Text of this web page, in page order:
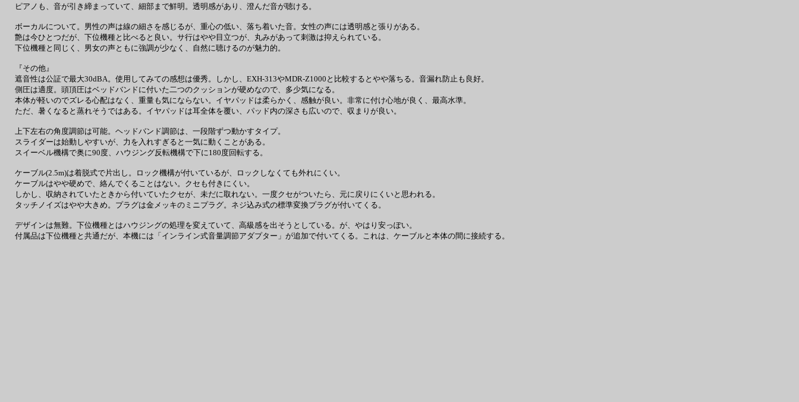
ピアノも、音が引き締まっていて、細部まで鮮明。透明感があり、澄んだ音が聴ける。
ボーカルについて。男性の声は線の細さを感じるが、重心の低い、落ち着いた音。女性の声には透明感と張りがある。
艶は今ひとつだが、下位機種と比べると良い。サ行はやや目立つが、丸みがあって刺激は抑えられている。
下位機種と同じく、男女の声ともに強調が少なく、自然に聴けるのが魅力的。
『その他』
遮音性は公証で最大30dBA。使用してみての感想は優秀。しかし、EXH-313やMDR-Z1000と比較するとやや落ちる。音漏れ防止も良好。
側圧は適度。頭頂圧はベッドバンドに付いた二つのクッションが硬めなので、多少気になる。
本体が軽いのでズレる心配はなく、重量も気にならない。イヤパッドは柔らかく、感触が良い。非常に付け心地が良く、最高水準。
ただ、暑くなると蒸れそうではある。イヤパッドは耳全体を覆い、パッド内の深さも広いので、収まりが良い。
上下左右の角度調節は可能。ヘッドバンド調節は、一段階ずつ動かすタイプ。
スライダーは始動しやすいが、力を入れすぎると一気に動くことがある。
スイーベル機構で奥に90度、ハウジング反転機構で下に180度回転する。
ケーブル(2.5m)は着脱式で片出し。ロック機構が付いているが、ロックしなくても外れにくい。
ケーブルはやや硬めで、絡んでくることはない。クセも付きにくい。
しかし、収納されていたときから付いていたクセが、未だに取れない。一度クセがついたら、元に戻りにくいと思われる。
タッチノイズはやや大きめ。プラグは金メッキのミニプラグ。ネジ込み式の標準変換プラグが付いてくる。
デザインは無難。下位機種とはハウジングの処理を変えていて、高級感を出そうとしている。が、やはり安っぽい。
付属品は下位機種と共通だが、本機には「インライン式音量調節アダプター」が追加で付いてくる。これは、ケーブルと本体の間に接続する。